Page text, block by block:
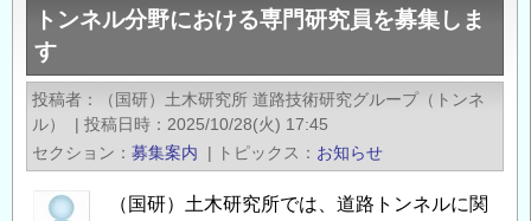
ず
トンネル分野における専門研究員を募集しま
す
投稿者
（国研）土木研究所 道路技術研究グループ（トンネ
ル）
| 投稿日時
2025/10/28(火) 17:45
セクション
募集案内 | トピックス お知らせ
（国研）土木研究所では、道路トンネルに関